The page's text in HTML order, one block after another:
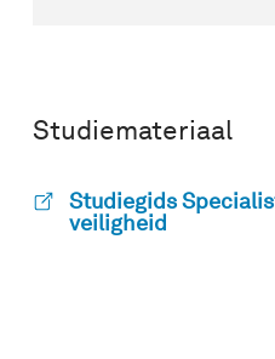
Studiemateriaal
Studiegids
veiligheid